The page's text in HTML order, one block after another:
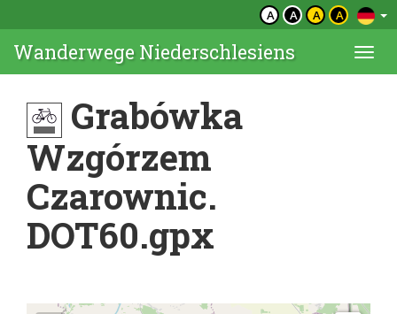
A A A A
Wanderwege Niederschlesiens
Grabówka
Wzgórzem
Czarownic.
DOT60.gpx